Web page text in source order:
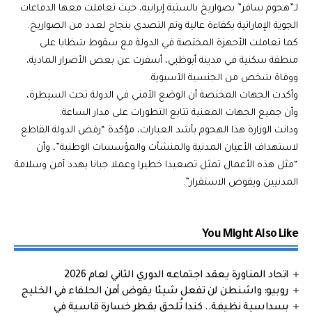
لـ”هجوم سافر” بصواريخ بالستية إيرانية، حيث تعاملت معها الدفاعات
الجوية الإماراتية بكفاءة عالية وتم التصدي بنجاح لعدد من الصواريخ.
كما تعاملت الأجهزة المختصة في الدولة مع سقوط شظايا على
منطقة سكنية في مدينة أبوظبي، أسفرت عن بعض الأضرار المادية،
ووفاة شخص من الجنسية الآسيوية.
وأكدت الجهات المختصة أن الوضع الأمني في الدولة تحت السيطرة،
وأن جميع الجهات المعنية تتابع التطورات على مدار الساعة.
ودانت الوزارة هذا الهجوم بأشد العبارات، مؤكدة “رفض الدولة القاطع
لاستهداف الأعيان المدنية والمنشآت والمؤسسات الوطنية”، وأن
“مثل هذه الأعمال تمثل تصعيدا خطيرا وعملا جبانا يهدد أمن وسلامة
المدنيين ويقوض الاستقرار”.
You Might Also Like
اتحاد المناورة يعقد اجتماعه الدوري الثاني لعام 2026
روبيو: واشنطن لن تفعل شيئا يقوض أمن الحلفاء في الخليج
بسداسية نظيفة.. كندا تُلحق بقطر خسارة قاسية في